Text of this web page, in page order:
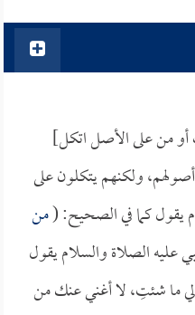
من على الأصل اتكل]
ولكنهم يتكلون على
يقول كما في الصحيح: (من
عليه الصلاة والسلام يقول
ما شئتِ، لا أغني عنك من